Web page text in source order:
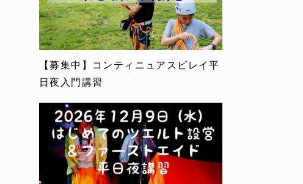
【募集中】コンティニュアスビレイ平
日夜入門講習